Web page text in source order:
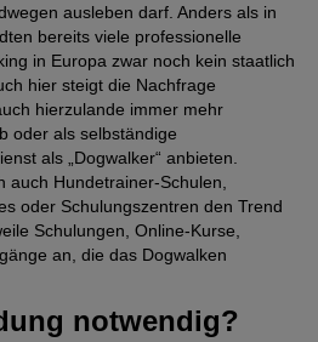
ausleben darf. Anders als in
bereits viele professionelle
in Europa zwar noch kein staatlich
hier steigt die Nachfrage
hierzulande immer mehr
oder als selbständige
als „Dogwalker“ anbieten.
auch Hundetrainer-Schulen,
oder Schulungszentren den Trend
Schulungen, Online-Kurse,
an, die das Dogwalken
notwendig?